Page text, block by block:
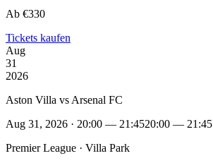
Ab €330
Tickets kaufen
Aug
31
2026
Aston Villa vs Arsenal FC
Aug 31, 2026 · 20:00 — 21:4520:00 — 21:45
Premier League · Villa Park